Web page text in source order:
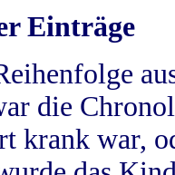
Einträge
die
krank war,